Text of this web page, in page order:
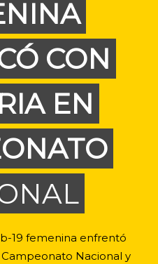
CON
EN
19 femenina enfrentó
Nacional y